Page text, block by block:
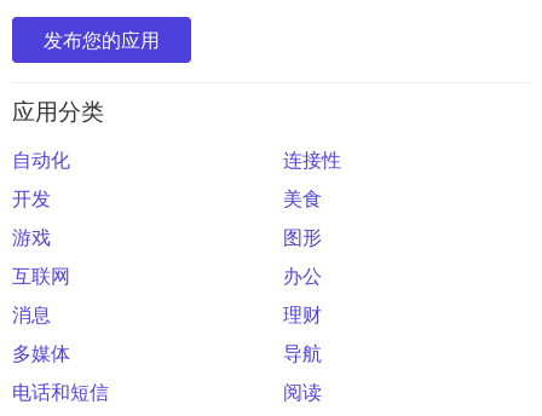
发布您的应用
应用分类
自动化
连接性
开发
美食
游戏
图形
互联网
办公
消息
理财
多媒体
导航
电话和短信
阅读